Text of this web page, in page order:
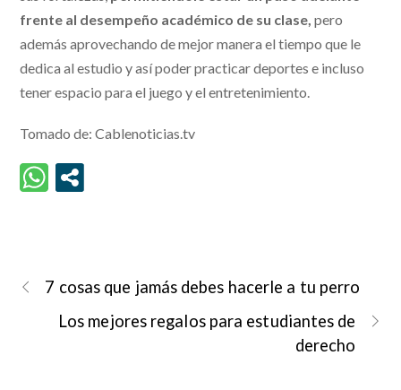
frente al desempeño académico de su clase, pero
además aprovechando de mejor manera el tiempo que le
dedica al estudio y así poder practicar deportes e incluso
tener espacio para el juego y el entretenimiento.
Tomado de: Cablenoticias.tv
7 cosas que jamás debes hacerle a tu perro
Los mejores regalos para estudiantes de
derecho